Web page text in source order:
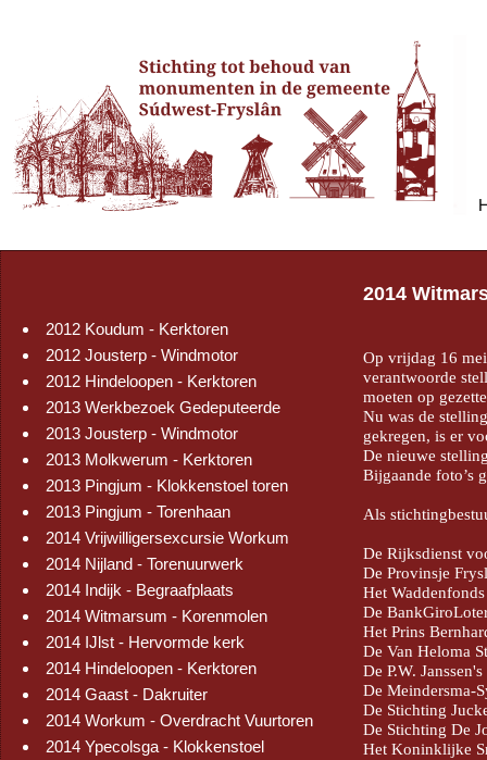
2012 Koudum - Kerktoren
2012 Jousterp - Windmotor
2012 Hindeloopen - Kerktoren
2013 Werkbezoek Gedeputeerde
2013 Jousterp - Windmotor
2013 Molkwerum - Kerktoren
2013 Pingjum - Klokkenstoel toren
2013 Pingjum - Torenhaan
2014 Vrijwilligersexcursie Workum
2014 Nijland - Torenuurwerk
2014 Indijk - Begraafplaats
2014 Witmarsum - Korenmolen
2014 IJlst - Hervormde kerk
2014 Hindeloopen - Kerktoren
2014 Gaast - Dakruiter
2014 Workum - Overdracht Vuurtoren
2014 Ypecolsga - Klokkenstoel
2014
Op vrijdag 16
verantwoorde
moeten op
Nu was de
gekregen, is er
De nieuwe
Bijgaande foto’s
Als
De Rijksdienst
De Provinsje
Het Waddenfonds
De
Het Prins
De Van Heloma
De P.W.
De Meindersma-
De Stichting
De Stichting De
Het Koninklijke